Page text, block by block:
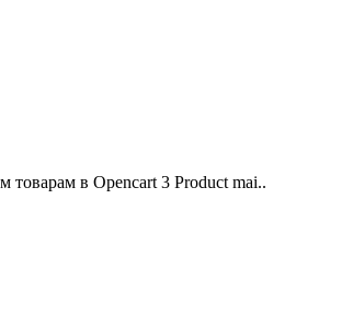
товарам в Opencart 3 Product mai..